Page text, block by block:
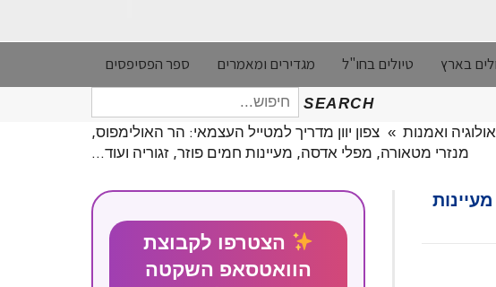
בארץ טיולים בחו"ל מגדירים ומאמרים ספר הפסיפסים
SEARCH
חיפוש
עבור:
ואמנות » צפון יוון מדריך למטייל העצמאי: הר האולימפוס,
מנזרי מטאורה, מפלי אדסה, מעיינות חמים פוזר, זגוריה ועוד…
הצטרפו לקבוצת
הוואטסאפ השקטה